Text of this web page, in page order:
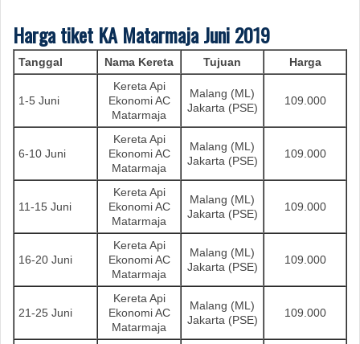
Harga tiket KAMatarmajaJuni2019
Tanggal Nama Kereta Tujuan Harga
1-5 Juni
Kereta Api
Ekonomi AC
Matarmaja
Malang (ML)
Jakarta (PSE)
109.000
6-10 Juni
Kereta Api
Ekonomi AC
Matarmaja
Malang (ML)
Jakarta (PSE)
109.000
11-15 Juni
Kereta Api
Ekonomi AC
Matarmaja
Malang (ML)
Jakarta (PSE)
109.000
16-20 Juni
Kereta Api
Ekonomi AC
Matarmaja
Malang (ML)
Jakarta (PSE)
109.000
21-25 Juni
Kereta Api
Ekonomi AC
Matarmaja
Malang (ML)
Jakarta (PSE)
109.000